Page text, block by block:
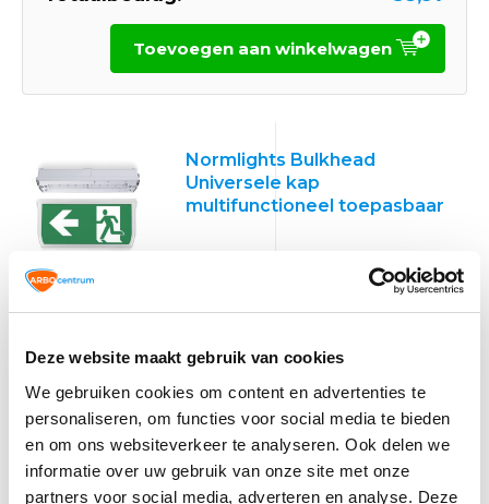
Deze website maakt gebruik van cookies
We gebruiken cookies om content en advertenties te
personaliseren, om functies voor social media te bieden
en om ons websiteverkeer te analyseren. Ook delen we
informatie over uw gebruik van onze site met onze
partners voor social media, adverteren en analyse. Deze
Toevoegen aan winkelwagen
Normlights Bulkhead
Universele kap
multifunctioneel toepasbaar